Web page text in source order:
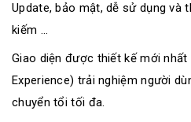
Update, bảo mật, dễ sử dụng và
kiếm ...
Giao diện được thiết kế mới nhất
Experience) trải nghiệm người
chuyển tổi tối đa.